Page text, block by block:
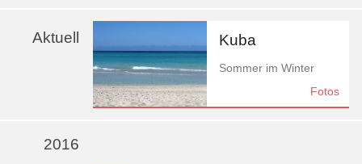
Aktuell Kuba
Sommer im Winter
Fotos
2016